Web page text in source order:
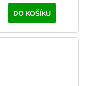
DO KOŠÍKU